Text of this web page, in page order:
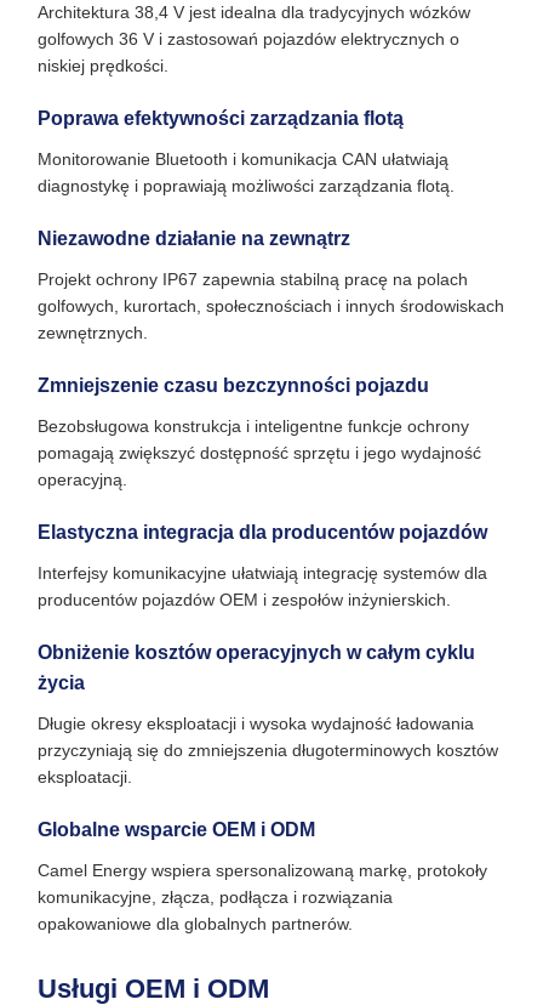
Architektura 38,4 V jest idealna dla tradycyjnych wózków
golfowych 36 V i zastosowań pojazdów elektrycznych o
niskiej prędkości.
Poprawa efektywności zarządzania flotą
Monitorowanie Bluetooth i komunikacja CAN ułatwiają
diagnostykę i poprawiają możliwości zarządzania flotą.
Niezawodne działanie na zewnątrz
Projekt ochrony IP67 zapewnia stabilną pracę na polach
golfowych, kurortach, społecznościach i innych środowiskach
zewnętrznych.
Zmniejszenie czasu bezczynności pojazdu
Bezobsługowa konstrukcja i inteligentne funkcje ochrony
pomagają zwiększyć dostępność sprzętu i jego wydajność
operacyjną.
Elastyczna integracja dla producentów pojazdów
Interfejsy komunikacyjne ułatwiają integrację systemów dla
producentów pojazdów OEM i zespołów inżynierskich.
Obniżenie kosztów operacyjnych w całym cyklu
życia
Długie okresy eksploatacji i wysoka wydajność ładowania
przyczyniają się do zmniejszenia długoterminowych kosztów
eksploatacji.
Globalne wsparcie OEM i ODM
Camel Energy wspiera spersonalizowaną markę, protokoły
komunikacyjne, złącza, podłącza i rozwiązania
opakowaniowe dla globalnych partnerów.
Usługi OEM i ODM